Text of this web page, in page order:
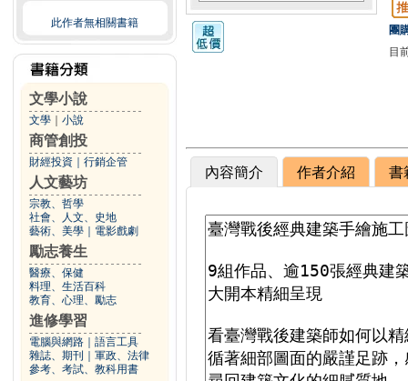
此作者無相關書籍
文學小說
文學 小說
商管創投
財經投資 行銷企管
人文藝坊
宗教、哲學
社會、人文、史地
藝術、美學
電影戲劇
勵志養生
醫療、保健
料理、生活百科
教育、心理、勵志
進修學習
電腦與網路
語言工具
雜誌、期刊
軍政、法律
參考、考試、教科用書
團
目
內容簡介 作者介紹 書